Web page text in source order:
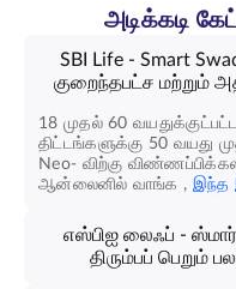
அடிக்கடி
SBI Life - Smart
குறைந்தபட்ச மற்றும்
18 முதல் 60
திட்டங்களுக்கு 50 வயது
Neo- விற்கு
ஆன்லைனில் வாங்க , இந்த
எஸ்பிஐ லைஃப் -
திரும்பப் பெறும்